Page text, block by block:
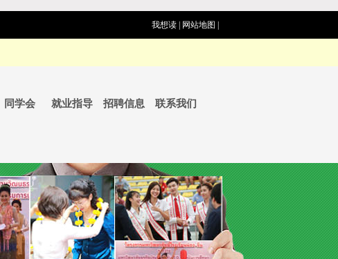
我想读 网站地图
同学会 就业指导 招聘信息 联系我们